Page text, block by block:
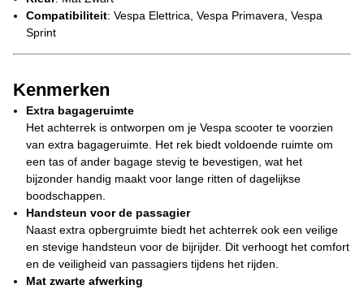
Compatibiliteit: Vespa Elettrica, Vespa Primavera, Vespa
Sprint
Kenmerken
Extra bagageruimte
Het achterrek is ontworpen om je Vespa scooter te voorzien
van extra bagageruimte. Het rek biedt voldoende ruimte om
een tas of ander bagage stevig te bevestigen, wat het
bijzonder handig maakt voor lange ritten of dagelijkse
boodschappen.
Handsteun voor de passagier
Naast extra opbergruimte biedt het achterrek ook een veilige
en stevige handsteun voor de bijrijder. Dit verhoogt het comfort
en de veiligheid van passagiers tijdens het rijden.
Mat zwarte afwerking